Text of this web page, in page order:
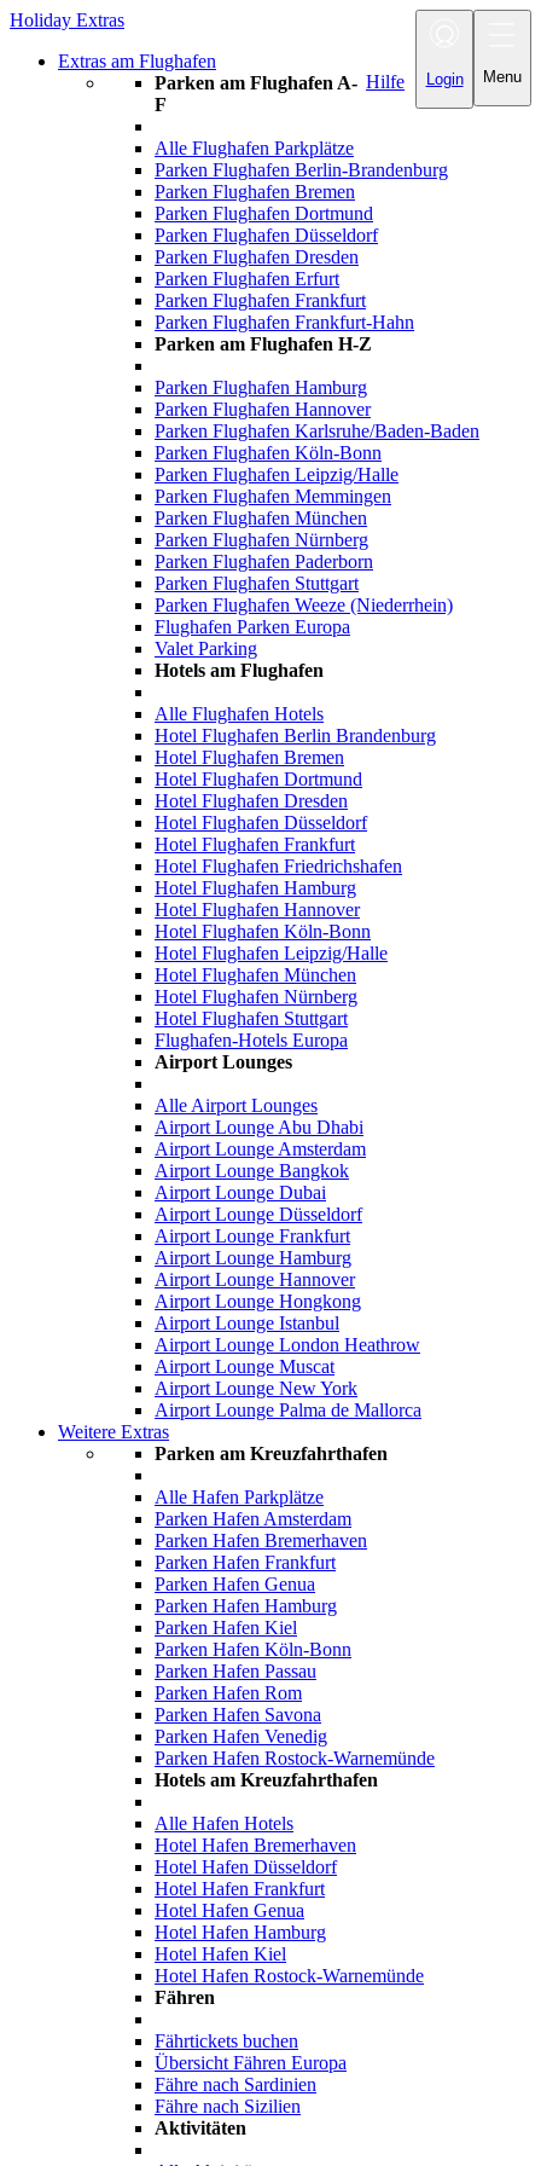
Menu
Login
Hilfe
Holiday Extras
Extras am Flughafen
Parken am Flughafen A-
F
Alle Flughafen Parkplätze
Parken Flughafen Berlin-Brandenburg
Parken Flughafen Bremen
Parken Flughafen Dortmund
Parken Flughafen Düsseldorf
Parken Flughafen Dresden
Parken Flughafen Erfurt
Parken Flughafen Frankfurt
Parken Flughafen Frankfurt-Hahn
Parken am Flughafen H-Z
Parken Flughafen Hamburg
Parken Flughafen Hannover
Parken Flughafen Karlsruhe/Baden-Baden
Parken Flughafen Köln-Bonn
Parken Flughafen Leipzig/Halle
Parken Flughafen Memmingen
Parken Flughafen München
Parken Flughafen Nürnberg
Parken Flughafen Paderborn
Parken Flughafen Stuttgart
Parken Flughafen Weeze (Niederrhein)
Flughafen Parken Europa
Valet Parking
Hotels am Flughafen
Alle Flughafen Hotels
Hotel Flughafen Berlin Brandenburg
Hotel Flughafen Bremen
Hotel Flughafen Dortmund
Hotel Flughafen Dresden
Hotel Flughafen Düsseldorf
Hotel Flughafen Frankfurt
Hotel Flughafen Friedrichshafen
Hotel Flughafen Hamburg
Hotel Flughafen Hannover
Hotel Flughafen Köln-Bonn
Hotel Flughafen Leipzig/Halle
Hotel Flughafen München
Hotel Flughafen Nürnberg
Hotel Flughafen Stuttgart
Flughafen-Hotels Europa
Airport Lounges
Alle Airport Lounges
Airport Lounge Abu Dhabi
Airport Lounge Amsterdam
Airport Lounge Bangkok
Airport Lounge Dubai
Airport Lounge Düsseldorf
Airport Lounge Frankfurt
Airport Lounge Hamburg
Airport Lounge Hannover
Airport Lounge Hongkong
Airport Lounge Istanbul
Airport Lounge London Heathrow
Airport Lounge Muscat
Airport Lounge New York
Airport Lounge Palma de Mallorca
Weitere Extras
Parken am Kreuzfahrthafen
Alle Hafen Parkplätze
Parken Hafen Amsterdam
Parken Hafen Bremerhaven
Parken Hafen Frankfurt
Parken Hafen Genua
Parken Hafen Hamburg
Parken Hafen Kiel
Parken Hafen Köln-Bonn
Parken Hafen Passau
Parken Hafen Rom
Parken Hafen Savona
Parken Hafen Venedig
Parken Hafen Rostock-Warnemünde
Hotels am Kreuzfahrthafen
Alle Hafen Hotels
Hotel Hafen Bremerhaven
Hotel Hafen Düsseldorf
Hotel Hafen Frankfurt
Hotel Hafen Genua
Hotel Hafen Hamburg
Hotel Hafen Kiel
Hotel Hafen Rostock-Warnemünde
Fähren
Fährtickets buchen
Übersicht Fähren Europa
Fähre nach Sardinien
Fähre nach Sizilien
Aktivitäten